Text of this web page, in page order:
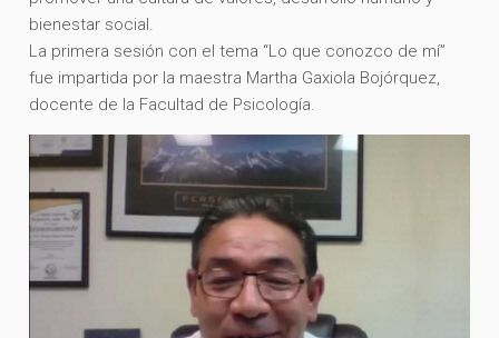
bienestar social.
La primera sesión con el tema “Lo que conozco de mí”
fue impartida por la maestra Martha Gaxiola Bojórquez,
docente de la Facultad de Psicología.